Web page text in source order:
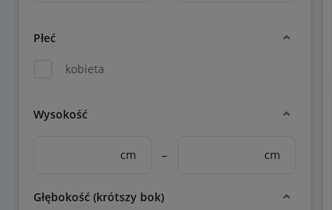
Płeć
kobieta
Wysokość
cm – cm
Głębokość (krótszy bok)